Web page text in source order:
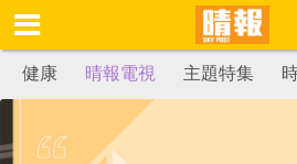
健康 晴報電視 主題特集